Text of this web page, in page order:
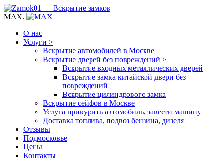
MAX:
О нас
Услуги >
Вскрытие автомобилей в Москве
Вскрытие дверей без повреждений >
Вскрытие входных металлических дверей
Вскрытие замка китайской двери без
повреждений!
Вскрытие цилиндрового замка
Вскрытие сейфов в Москве
Услуга прикурить автомобиль, завести машину
Доставка топлива, подвоз бензина, дизеля
Отзывы
Подмосковье
Цены
Контакты